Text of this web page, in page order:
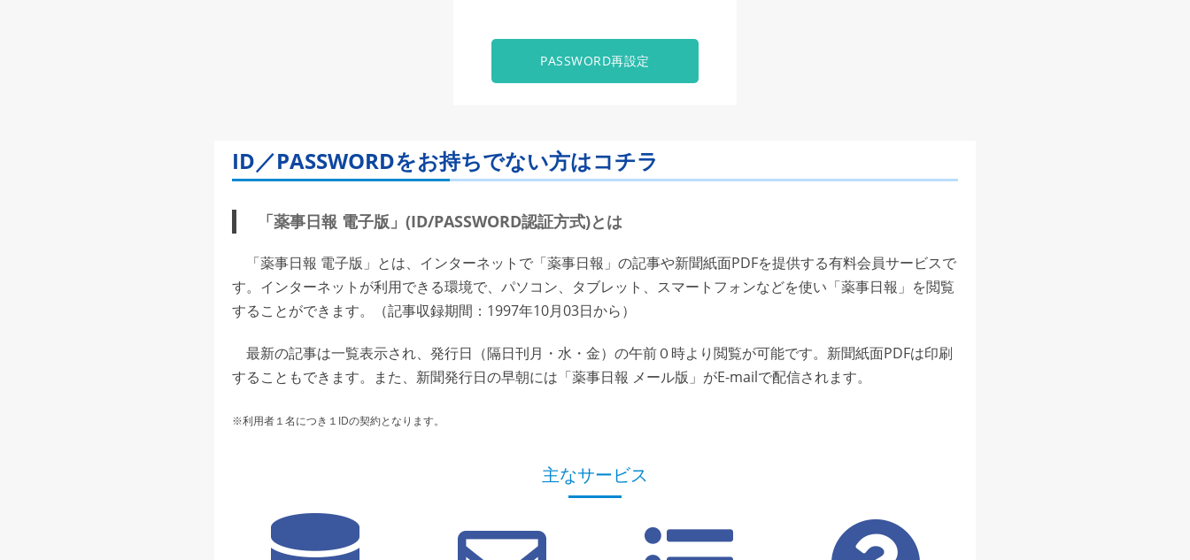
PASSWORD再設定
ID／PASSWORDをお持ちでない方はコチラ
「薬事日報 電子版」(ID/PASSWORD認証方式)とは
「薬事日報 電子版」とは、インターネットで「薬事日報」の記事や新聞紙面PDFを提供する有料会員サービスで
す。インターネットが利用できる環境で、パソコン、タブレット、スマートフォンなどを使い「薬事日報」を閲覧
することができます。（記事収録期間：1997年10月03日から）
最新の記事は一覧表示され、発行日（隔日刊月・水・金）の午前０時より閲覧が可能です。新聞紙面PDFは印刷
することもできます。また、新聞発行日の早朝には「薬事日報 メール版」がE-mailで配信されます。
※利用者１名につき１IDの契約となります。
主なサービス